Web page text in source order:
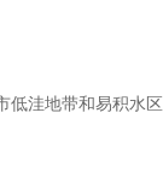
低洼地带和易积水区